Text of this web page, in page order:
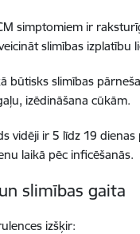
simptomiem ir
slimības izplatību
būtisks slimības
izēdināšana cūkām.
vidēji ir 5 līdz 19
laikā pēc inficēšanās.
slimības gaita
izšķir: